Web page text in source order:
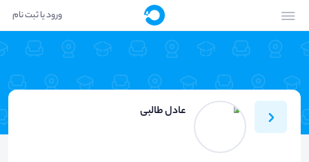
ورود یا ثبت نام
عادل طالبی